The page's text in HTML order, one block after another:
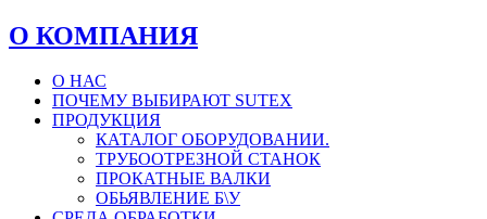
О КОМПАНИЯ
О НАС
ПОЧЕМУ ВЫБИРАЮТ SUTEX
ПРОДУКЦИЯ
КАТАЛОГ ОБОРУДОВАНИИ.
ТРУБООТРЕЗНОЙ СТАНОК
ПРОКАТНЫЕ ВАЛКИ
ОБЬЯВЛЕНИЕ Б\У